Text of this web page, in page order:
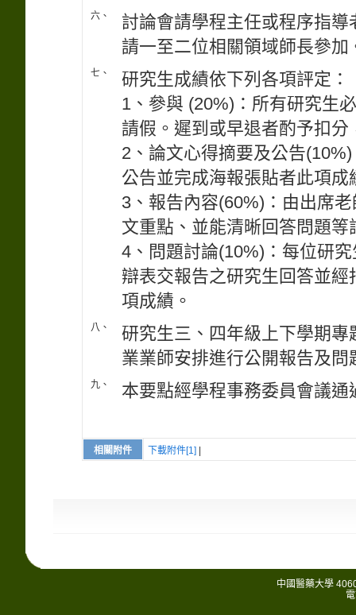
六、
討論會請學程主任或程序指
請一至二位相關領域師長參加
七、
研究生成績依下列各項評定：
1、參與 (20%)：所有研究生
請假。遲到或早退者酌予扣
2、論文心得摘要及公告
公告並完成海報張貼者此項成
3、報告內容(60%)：由出席
文重點、並能清晰回答問題等
4、問題討論(10%)：每位研
辯表交報告之研究生回答並
項成績。
八、
研究生三、四年級上下學期
業業師安排進行公開報告及
九、 本要點經學程事務委員會議
相關附件 下載附件[1]
中國醫藥大學